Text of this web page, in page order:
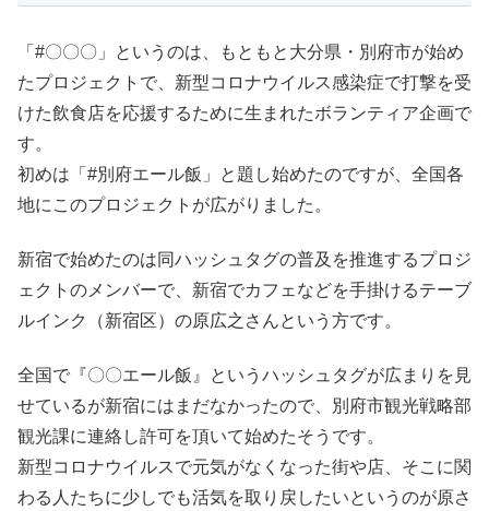
「#〇〇〇」というのは、もともと大分県・別府市が始め
たプロジェクトで、新型コロナウイルス感染症で打撃を受
けた飲食店を応援するために生まれたボランティア企画で
す。
初めは「#別府エール飯」と題し始めたのですが、全国各
地にこのプロジェクトが広がりました。
新宿で始めたのは同ハッシュタグの普及を推進するプロジ
ェクトのメンバーで、新宿でカフェなどを手掛けるテーブ
ルインク（新宿区）の原広之さんという方です。
全国で『〇〇エール飯』というハッシュタグが広まりを見
せているが新宿にはまだなかったので、別府市観光戦略部
観光課に連絡し許可を頂いて始めたそうです。
新型コロナウイルスで元気がなくなった街や店、そこに関
わる人たちに少しでも活気を取り戻したいというのが原さ